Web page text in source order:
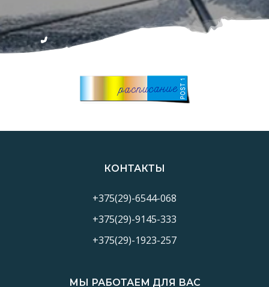
КОНТАКТЫ
+375(29)-6544-068
+375(29)-9145-333
+375(29)-1923-257
МЫ РАБОТАЕМ ДЛЯ ВАС